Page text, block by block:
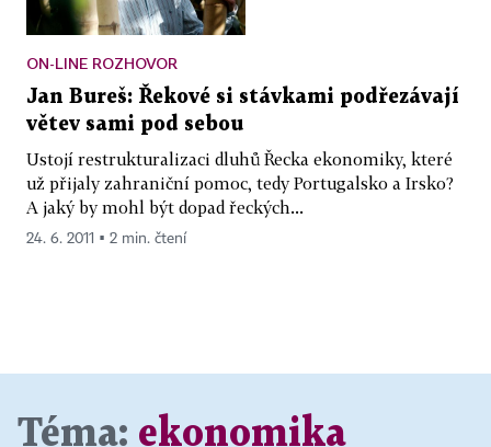
ON-LINE ROZHOVOR
Jan Bureš: Řekové si stávkami podřezávají
větev sami pod sebou
Ustojí restrukturalizaci dluhů Řecka ekonomiky, které
už přijaly zahraniční pomoc, tedy Portugalsko a Irsko?
A jaký by mohl být dopad řeckých...
24. 6. 2011 ▪ 2 min. čtení
Téma: ekonomika